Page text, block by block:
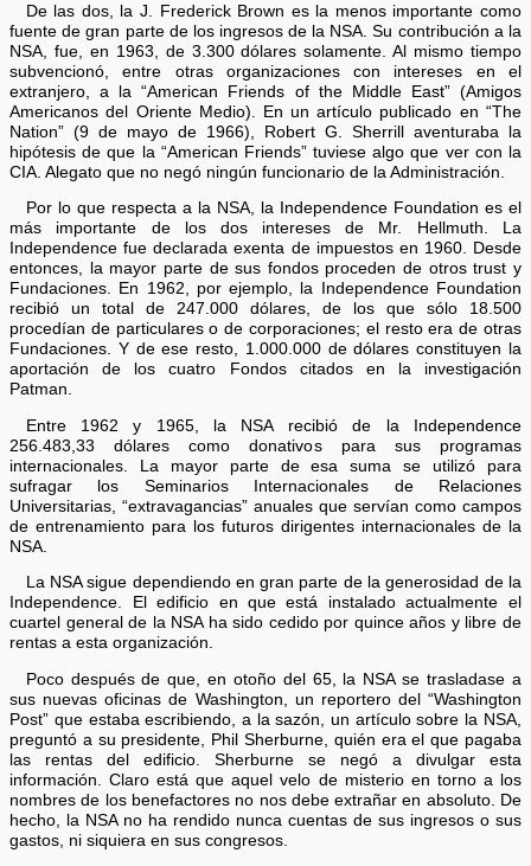
De las dos, la J. Frederick Brown es la menos importante como
fuente de gran parte de los ingresos de la NSA. Su contribución a la
NSA, fue, en 1963, de 3.300 dólares solamente. Al mismo tiempo
subvencionó, entre otras organizaciones con intereses en el
extranjero, a la “American Friends of the Middle East” (Amigos
Americanos del Oriente Medio). En un artículo publicado en “The
Nation” (9 de mayo de 1966), Robert G. Sherrill aventuraba la
hipótesis de que la “American Friends” tuviese algo que ver con la
CIA. Alegato que no negó ningún funcionario de la Administración.
Por lo que respecta a la NSA, la Independence Foundation es el
más importante de los dos intereses de Mr. Hellmuth. La
Independence fue declarada exenta de impuestos en 1960. Desde
entonces, la mayor parte de sus fondos proceden de otros trust y
Fundaciones. En 1962, por ejemplo, la Independence Foundation
recibió un total de 247.000 dólares, de los que sólo 18.500
procedían de particulares o de corporaciones; el resto era de otras
Fundaciones. Y de ese resto, 1.000.000 de dólares constituyen la
aportación de los cuatro Fondos citados en la investigación
Patman.
Entre 1962 y 1965, la NSA recibió de la Independence
256.483,33 dólares como donativos para sus programas
internacionales. La mayor parte de esa suma se utilizó para
sufragar los Seminarios Internacionales de Relaciones
Universitarias, “extravagancias” anuales que servían como campos
de entrenamiento para los futuros dirigentes internacionales de la
NSA.
La NSA sigue dependiendo en gran parte de la generosidad de la
Independence. El edificio en que está instalado actualmente el
cuartel general de la NSA ha sido cedido por quince años y libre de
rentas a esta organización.
Poco después de que, en otoño del 65, la NSA se trasladase a
sus nuevas oficinas de Washington, un reportero del “Washington
Post” que estaba escribiendo, a la sazón, un artículo sobre la NSA,
preguntó a su presidente, Phil Sherburne, quién era el que pagaba
las rentas del edificio. Sherburne se negó a divulgar esta
información. Claro está que aquel velo de misterio en torno a los
nombres de los benefactores no nos debe extrañar en absoluto. De
hecho, la NSA no ha rendido nunca cuentas de sus ingresos o sus
gastos, ni siquiera en sus congresos.